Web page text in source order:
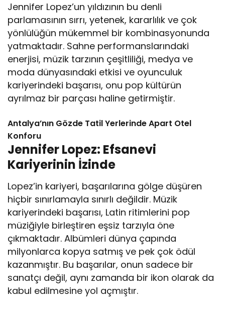
Jennifer Lopez’un yıldızının bu denli
parlamasının sırrı, yetenek, kararlılık ve çok
yönlülüğün mükemmel bir kombinasyonunda
yatmaktadır. Sahne performanslarındaki
enerjisi, müzik tarzının çeşitliliği, medya ve
moda dünyasındaki etkisi ve oyunculuk
kariyerindeki başarısı, onu pop kültürün
ayrılmaz bir parçası haline getirmiştir.
Antalya’nın Gözde Tatil Yerlerinde Apart Otel
Konforu
Jennifer Lopez: Efsanevi
Kariyerinin İzinde
Lopez’in kariyeri, başarılarına gölge düşüren
hiçbir sınırlamayla sınırlı değildir. Müzik
kariyerindeki başarısı, Latin ritimlerini pop
müziğiyle birleştiren eşsiz tarzıyla öne
çıkmaktadır. Albümleri dünya çapında
milyonlarca kopya satmış ve pek çok ödül
kazanmıştır. Bu başarılar, onun sadece bir
sanatçı değil, aynı zamanda bir ikon olarak da
kabul edilmesine yol açmıştır.